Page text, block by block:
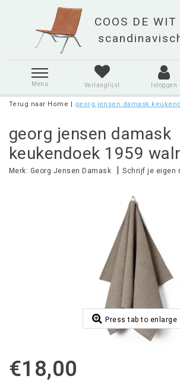
Menu Verlanglijst Inloggen
Terug naar Home | georg jensen damask
georg jensen damask
keukendoek 1959
Merk: Georg Jensen Damask |Schrijf je eigen
Press tab to enlarge
€18,00